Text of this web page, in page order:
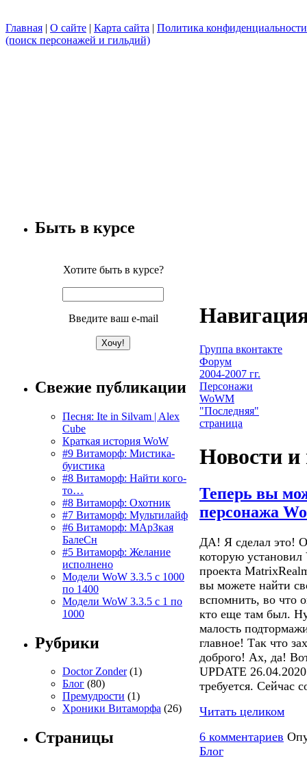
Главная | О сайте | Карта сайта | Политика конфиденциальности
(поиск персонажей и гильдий)
Быть в курсе
Хотите быть в курсе?
Введите ваш e-mail
Свежие публикации
Песня: Ite in Silvam | Alex
Cube
Краткая история WoW
#9 Витаморф: Мистика-
буистика
#8 Витаморф: Найти кого-
то…
#8 Витаморф: Охотник
#7 Витаморф: Мультилайф
#6 Витаморф: МАрЗкая
БалеСн
#5 Витаморф: Желание
исполнено
Модели WoW 3.3.5 с 1000
по 1400
Модели WoW 3.3.5 с 1 по
1000
Рубрики
Doctor Zonder(1)
Блог (80)
Премудрости (1)
Хроники Витаморфа (26)
Страницы
Группа вконтакте
Форум
2004-2007 гг.
Персонажи
WoWM
"Последняя"
страница
Новости и
Теперь вы
персонажа
ДА! Я сделал это!
которую
проекта
вы можете найти
вспомнить, во что
кто еще там был.
малость
главное! Так что
доброго! Ах, да!
UPDATE
требуется. Сейчас
Читать целиком
6 комментариев
Блог